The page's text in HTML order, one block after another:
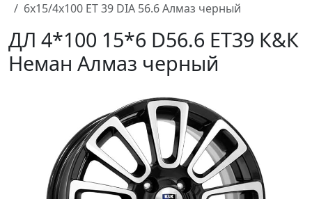
6x15/4x100 ET 39 DIA 56.6 Алмаз черный
ДЛ 4*100 15*6 D56.6 ET39 К&К
Неман Алмаз черный